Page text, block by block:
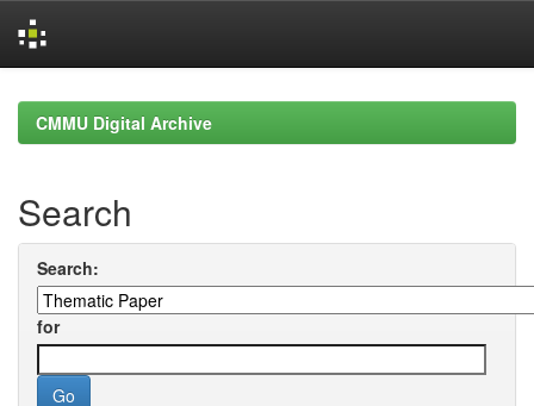
navigationCMMU Digital Archive
Search
Search:
for